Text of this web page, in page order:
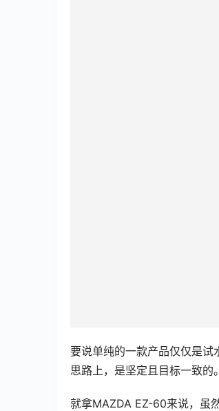
要说单纯的一款产品仅仅是
思路上，是坚定且目标一致的。
就拿MAZDA EZ-60来说，虽